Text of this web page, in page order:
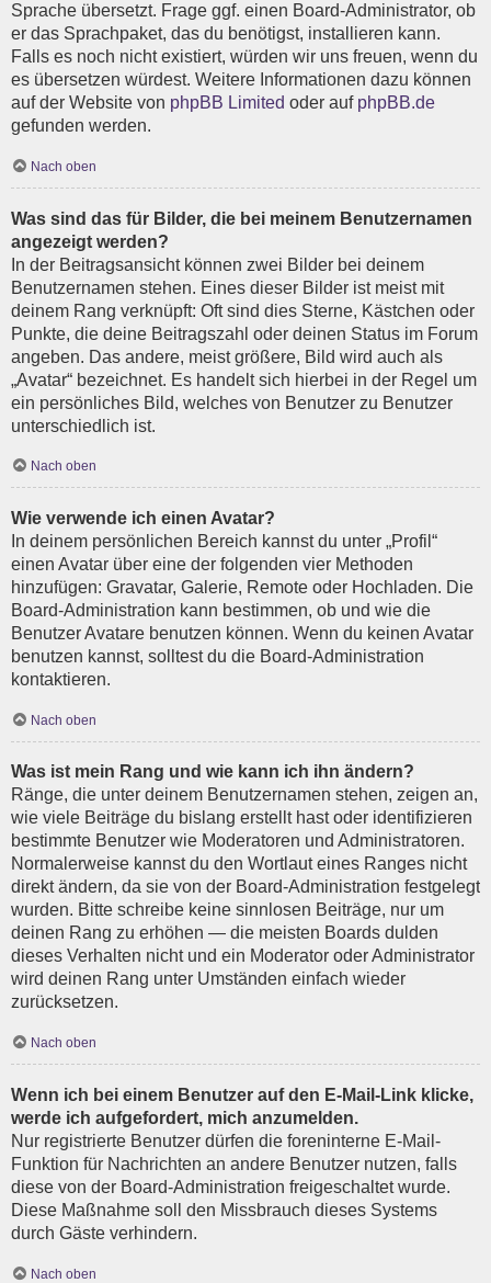
Sprache übersetzt. Frage ggf. einen Board-Administrator, ob
er das Sprachpaket, das du benötigst, installieren kann.
Falls es noch nicht existiert, würden wir uns freuen, wenn du
es übersetzen würdest. Weitere Informationen dazu können
auf der Website von phpBB Limited oder auf phpBB.de
gefunden werden.
Nach oben
Was sind das für Bilder, die bei meinem Benutzernamen
angezeigt werden?
In der Beitragsansicht können zwei Bilder bei deinem
Benutzernamen stehen. Eines dieser Bilder ist meist mit
deinem Rang verknüpft: Oft sind dies Sterne, Kästchen oder
Punkte, die deine Beitragszahl oder deinen Status im Forum
angeben. Das andere, meist größere, Bild wird auch als
„Avatar“ bezeichnet. Es handelt sich hierbei in der Regel um
ein persönliches Bild, welches von Benutzer zu Benutzer
unterschiedlich ist.
Nach oben
Wie verwende ich einen Avatar?
In deinem persönlichen Bereich kannst du unter „Profil“
einen Avatar über eine der folgenden vier Methoden
hinzufügen: Gravatar, Galerie, Remote oder Hochladen. Die
Board-Administration kann bestimmen, ob und wie die
Benutzer Avatare benutzen können. Wenn du keinen Avatar
benutzen kannst, solltest du die Board-Administration
kontaktieren.
Nach oben
Was ist mein Rang und wie kann ich ihn ändern?
Ränge, die unter deinem Benutzernamen stehen, zeigen an,
wie viele Beiträge du bislang erstellt hast oder identifizieren
bestimmte Benutzer wie Moderatoren und Administratoren.
Normalerweise kannst du den Wortlaut eines Ranges nicht
direkt ändern, da sie von der Board-Administration festgelegt
wurden. Bitte schreibe keine sinnlosen Beiträge, nur um
deinen Rang zu erhöhen — die meisten Boards dulden
dieses Verhalten nicht und ein Moderator oder Administrator
wird deinen Rang unter Umständen einfach wieder
zurücksetzen.
Nach oben
Wenn ich bei einem Benutzer auf den E-Mail-Link klicke,
werde ich aufgefordert, mich anzumelden.
Nur registrierte Benutzer dürfen die foreninterne E-Mail-
Funktion für Nachrichten an andere Benutzer nutzen, falls
diese von der Board-Administration freigeschaltet wurde.
Diese Maßnahme soll den Missbrauch dieses Systems
durch Gäste verhindern.
Nach oben